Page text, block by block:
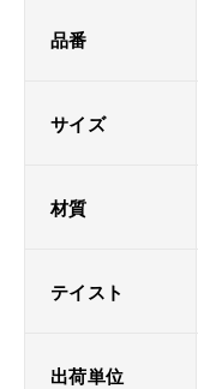
品番
サイズ
材質
テイスト
出荷単位